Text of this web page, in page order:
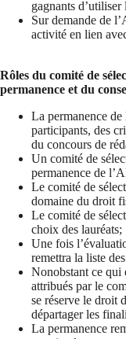
gagnants d’utiliser
Sur demande de
activité en lien
Rôles du comité de
permanence et du
La permanence
participants, des
du concours de
Un comité de
permanence de
Le comité de
domaine du droit
Le comité de
choix des lauréats;
Une fois
remettra la liste
Nonobstant ce qui
attribués par le
se réserve le droit
départager les
La permanence